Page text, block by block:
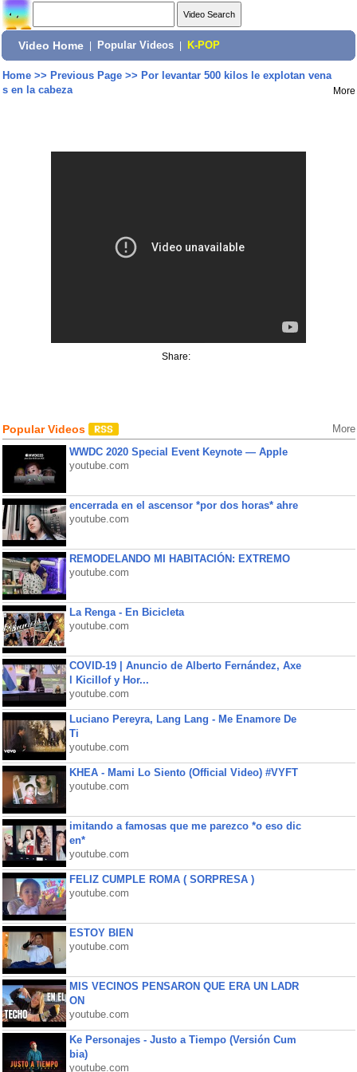
Video Home Popular Videos K-POP
Home>> Previous Page>> Por levantar 500 kilos le explotan vena
s en la cabeza
More
Share:
Popular Videos More
WWDC 2020 Special Event Keynote — Apple
youtube.com
encerrada en el ascensor *por dos horas* ahre
youtube.com
REMODELANDO MI HABITACIÓN: EXTREMO
youtube.com
La Renga - En Bicicleta
youtube.com
COVID-19 | Anuncio de Alberto Fernández, Axe
l Kicillof y Hor...
youtube.com
Luciano Pereyra, Lang Lang - Me Enamore De
Ti
youtube.com
KHEA - Mami Lo Siento (Official Video) #VYFT
youtube.com
imitando a famosas que me parezco *o eso dic
en*
youtube.com
FELIZ CUMPLE ROMA ( SORPRESA )
youtube.com
ESTOY BIEN
youtube.com
MIS VECINOS PENSARON QUE ERA UN LADR
ON
youtube.com
Ke Personajes - Justo a Tiempo (Versión Cum
bia)
youtube.com